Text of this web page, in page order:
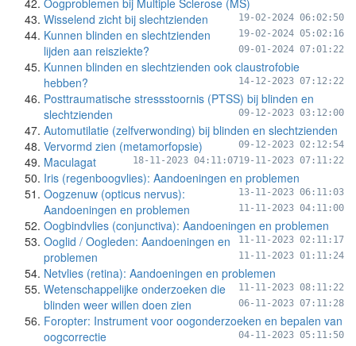
Oogproblemen bij Multiple Sclerose (MS)
19-02-2024 06:02:50
Wisselend zicht bij slechtzienden
19-02-2024 05:02:16
Kunnen blinden en slechtzienden
lijden aan reisziekte?
09-01-2024 07:01:22
Kunnen blinden en slechtzienden ook claustrofobie
hebben?
14-12-2023 07:12:22
Posttraumatische stressstoornis (PTSS) bij blinden en
slechtzienden
09-12-2023 03:12:00
Automutilatie (zelfverwonding) bij blinden en slechtzienden
09-12-2023 02:12:54
Vervormd zien (metamorfopsie)
19-11-2023 07:11:22
Maculagat 18-11-2023 04:11:07
Iris (regenboogvlies): Aandoeningen en problemen
13-11-2023 06:11:03
Oogzenuw (opticus nervus):
Aandoeningen en problemen
11-11-2023 04:11:00
Oogbindvlies (conjunctiva): Aandoeningen en problemen
11-11-2023 02:11:17
Ooglid / Oogleden: Aandoeningen en
problemen
11-11-2023 01:11:24
Netvlies (retina): Aandoeningen en problemen
11-11-2023 08:11:22
Wetenschappelijke onderzoeken die
blinden weer willen doen zien
06-11-2023 07:11:28
Foropter: Instrument voor oogonderzoeken en bepalen van
oogcorrectie
04-11-2023 05:11:50